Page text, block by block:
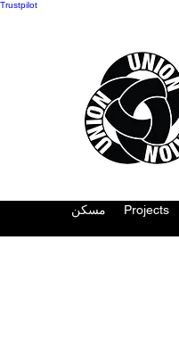
Trustpilot
مسكن Projects